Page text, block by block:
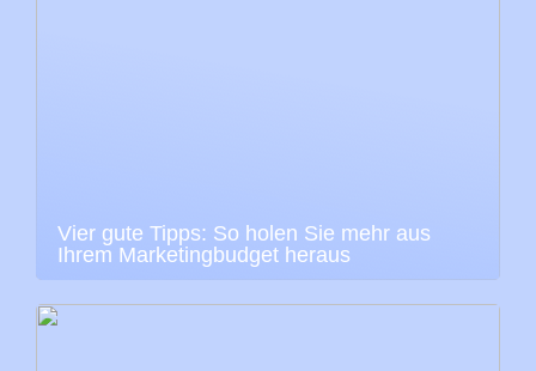
Vier gute Tipps: So holen Sie mehr aus
Ihrem Marketingbudget heraus